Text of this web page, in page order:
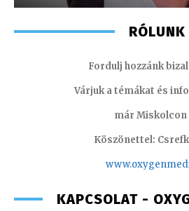
RÓLUNK
Fordulj hozzánk
Várjuk a témákat és
már Miskolcon
Köszönettel:
www.oxyge
KAPCSOLAT -